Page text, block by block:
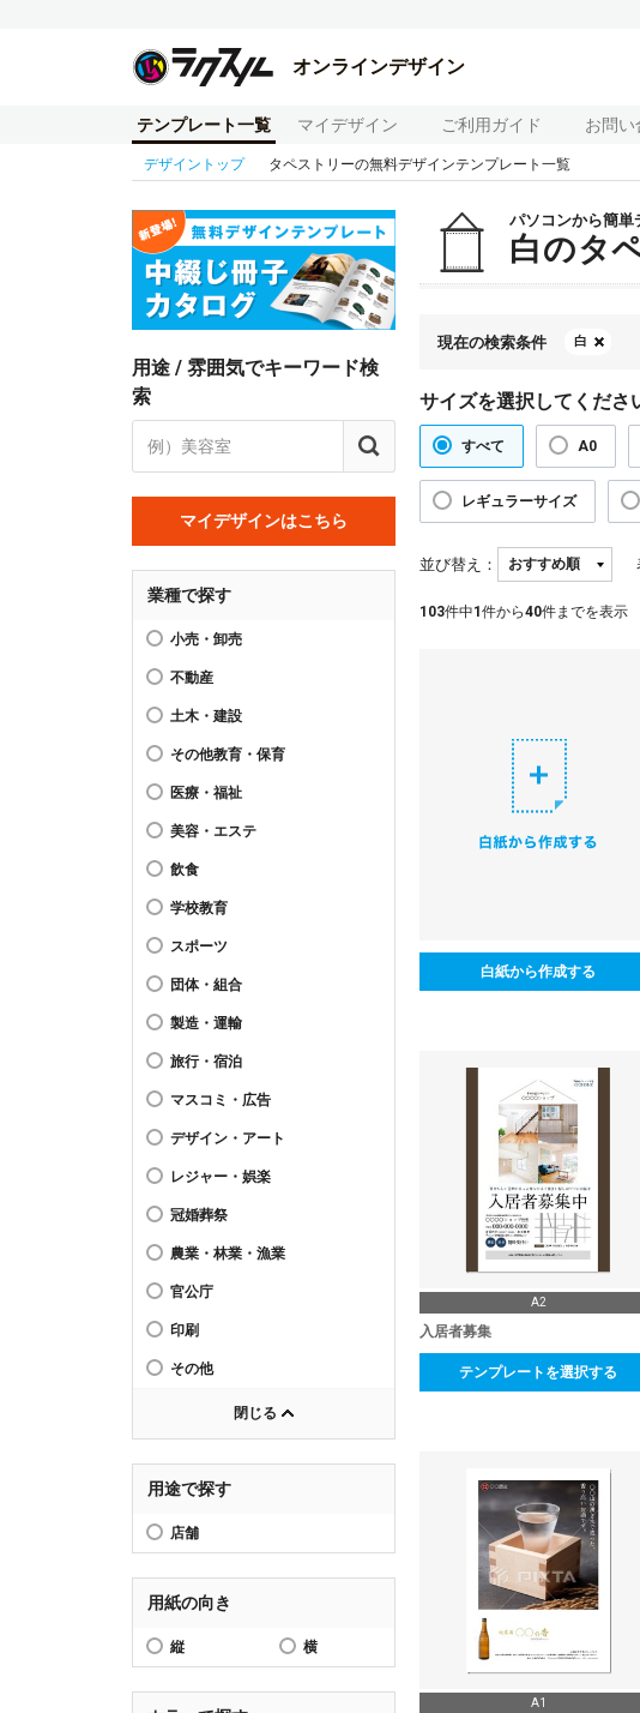
オンラインデザイン
テンプレート一覧 マイデザイン ご利用ガイド お問い
デザイントップ タペストリーの無料デザインテンプレート一覧
用途 / 雰囲気でキーワード検
索
マイデザインはこちら
業種で探す
小売・卸売
不動産
土木・建設
その他教育・保育
医療・福祉
美容・エステ
飲食
学校教育
スポーツ
団体・組合
製造・運輸
旅行・宿泊
マスコミ・広告
デザイン・アート
レジャー・娯楽
冠婚葬祭
農業・林業・漁業
官公庁
印刷
その他
閉じる
用途で探す
店舗
用紙の向き
縦 横
パソコンから簡単
白のタ
現在の検索条件 白
サイズを選択してくださ
すべて A0
レギュラーサイズ
並び替え：
103件中1 件から40件までを表示
白紙から作成する
A2
入居者募集
テンプレートを選択する
A1